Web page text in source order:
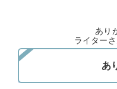
あり
ライター